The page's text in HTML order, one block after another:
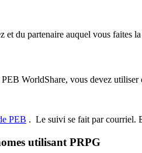
et du partenaire auquel vous faites
WorldShare, vous devez utiliser
PEB . Le suivi se fait par courriel.
utilisant PRPG